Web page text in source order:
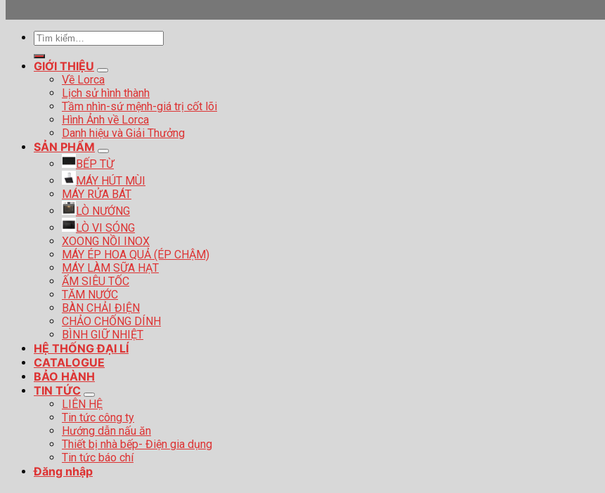
Tìm
kiếm:
GIỚI THIỆU
Về Lorca
Lịch sử hình thành
Tầm nhìn-sứ mệnh-giá trị cốt lõi
Hình Ảnh về Lorca
Danh hiệu và Giải Thưởng
SẢN PHẨM
BẾP TỪ
MÁY HÚT MÙI
MÁY RỬA BÁT
LÒ NƯỚNG
LÒ VI SÓNG
XOONG NỒI INOX
MÁY ÉP HOA QUẢ (ÉP CHẬM)
MÁY LÀM SỮA HẠT
ẤM SIÊU TỐC
TĂM NƯỚC
BÀN CHẢI ĐIỆN
CHẢO CHỐNG DÍNH
BÌNH GIỮ NHIỆT
HỆ THỐNG ĐẠI LÍ
CATALOGUE
BẢO HÀNH
TIN TỨC
LIÊN HỆ
Tin tức công ty
Hướng dẫn nấu ăn
Thiết bị nhà bếp- Điện gia dụng
Tin tức báo chí
Đăng nhập